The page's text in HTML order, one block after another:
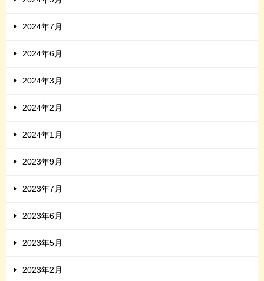
2024年7月
2024年6月
2024年3月
2024年2月
2024年1月
2023年9月
2023年7月
2023年6月
2023年5月
2023年2月